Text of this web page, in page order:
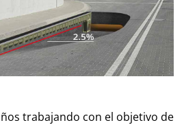
trabajando con el objetivo de